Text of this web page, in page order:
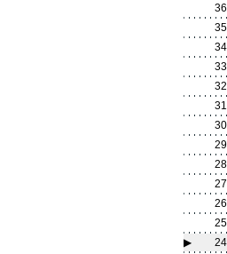
36
35
34
33
32
31
30
29
28
27
26
25
▶
24